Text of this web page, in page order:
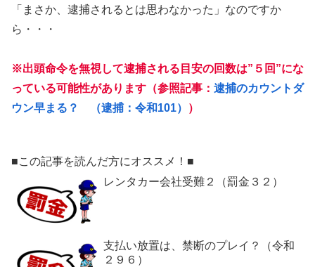
「まさか、逮捕されるとは思わなかった」なのですか
ら・・・
※出頭命令を無視して逮捕される目安の回数は”５回”にな
っている可能性があります（参照記事： 逮捕のカウントダ
ウン早まる？ （逮捕：令和101）
）
■この記事を読んだ方にオススメ！■
レンタカー会社受難２（罰金３２）
支払い放置は、禁断のプレイ？（令和
２９６）